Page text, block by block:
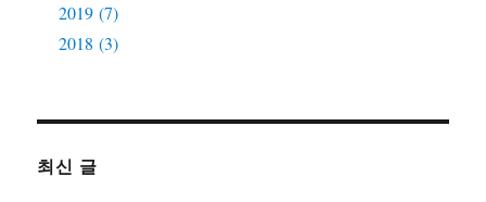
2019 (7)
2018 (3)
최신 글